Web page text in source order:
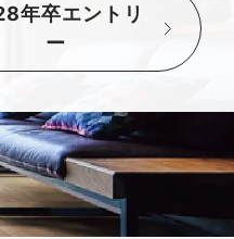
年卒エントリ
ー